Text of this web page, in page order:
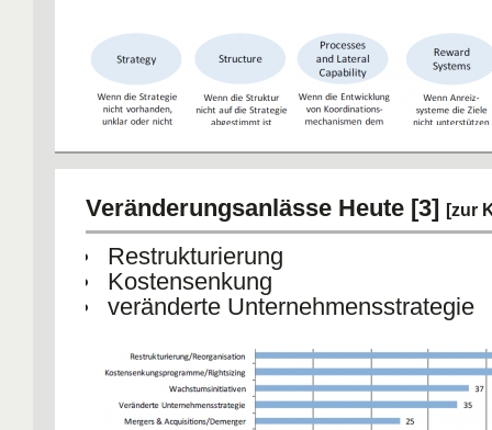
Veränderungsanlässe Heute [3] [zur
Restrukturierung
Kostensenkung
veränderte Unternehmensstrategie